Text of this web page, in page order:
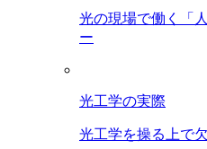
光の現場で働く「
ー
光工学の実際
光工学を操る上で